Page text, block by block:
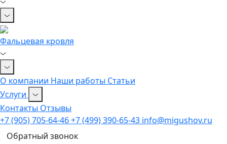
Фальцевая кровля
О компании Наши работы Статьи
Услуги
Контакты Отзывы
+7 (905) 705-64-46+7 (499) 390-65-43 info@migushov.ru
Обратный звонок